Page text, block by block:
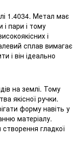
1.4034. Метал має
і пари і тому
і
сплав вимагає
і він ідеально
на землі. Тому
якісної ручки.
форму навіть у
матеріалу.
створення гладкої